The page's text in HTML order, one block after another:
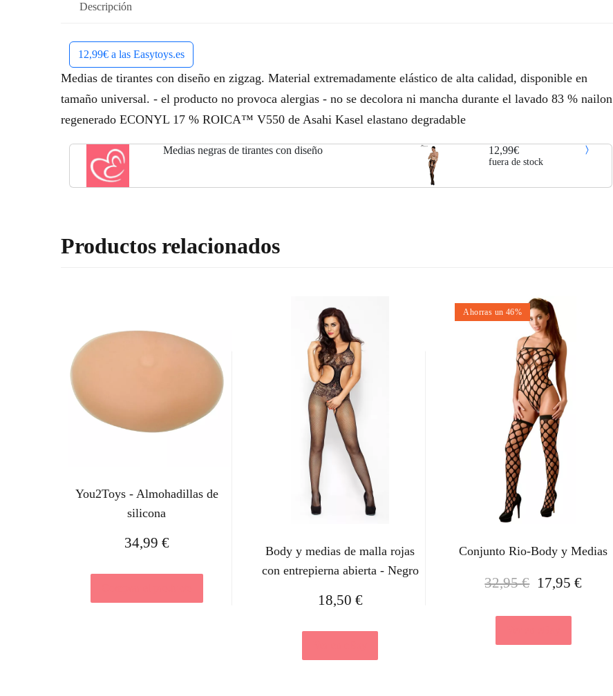
Descripción
12,99€ a las Easytoys.es
Medias de tirantes con diseño en zigzag. Material extremadamente elástico de alta calidad, disponible en
tamaño universal. - el producto no provoca alergias - no se decolora ni mancha durante el lavado 83 % nailon
regenerado ECONYL 17 % ROICA™ V550 de Asahi Kasel elastano degradable
Medias negras de tirantes con diseño 12,99€
fuera de stock
Productos relacionados
You2Toys - Almohadillas de
silicona
34,99 €
Body y medias de malla rojas
con entrepierna abierta - Negro
18,50 €
Ahorras un 46%
Conjunto Rio-Body y Medias
32,95€ E
p
e
17,95€